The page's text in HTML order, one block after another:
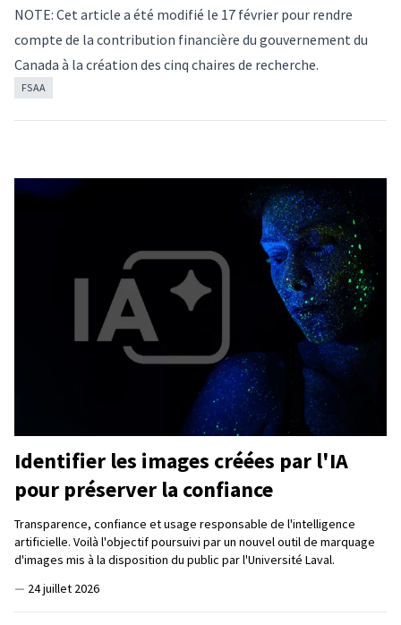
NOTE: Cet article a été modifié le 17 février pour rendre
compte de la contribution financière du gouvernement du
Canada à la création des cinq chaires de recherche.
FSAA
Identifier les images créées par l'IA
pour préserver la confiance
Transparence, confiance et usage responsable de l'intelligence
artificielle. Voilà l'objectif poursuivi par un nouvel outil de marquage
d'images mis à la disposition du public par l'Université Laval.
— 24 juillet 2026